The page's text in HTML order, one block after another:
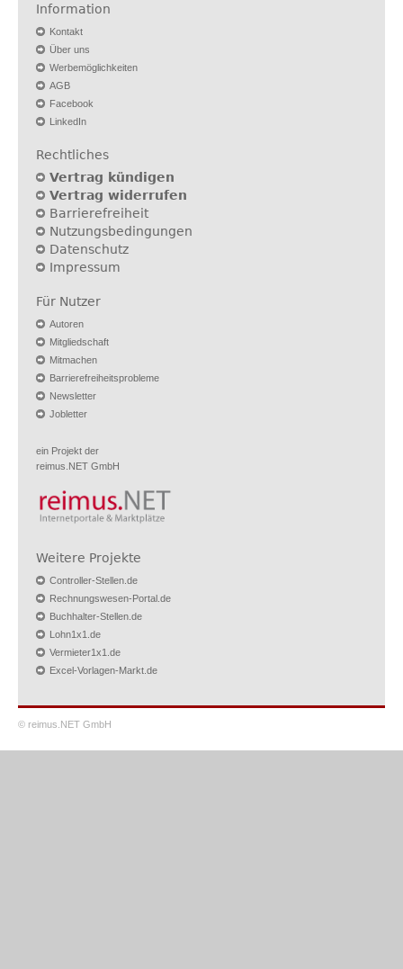
Information
Kontakt
Über uns
Werbemöglichkeiten
AGB
Facebook
LinkedIn
Rechtliches
Vertrag kündigen
Vertrag widerrufen
Barrierefreiheit
Nutzungsbedingungen
Datenschutz
Impressum
Für Nutzer
Autoren
Mitgliedschaft
Mitmachen
Barrierefreiheitsprobleme
Newsletter
Jobletter
ein Projekt der
reimus.NET GmbH
Weitere Projekte
Controller-Stellen.de
Rechnungswesen-Portal.de
Buchhalter-Stellen.de
Lohn1x1.de
Vermieter1x1.de
Excel-Vorlagen-Markt.de
© reimus.NET GmbH